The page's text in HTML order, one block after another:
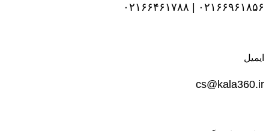
۰۲۱۶۶۹۶۱۸۵۶ | ۰۲۱۶۶۴۶۱۷۸۸
ایمیل
cs@kala360.ir